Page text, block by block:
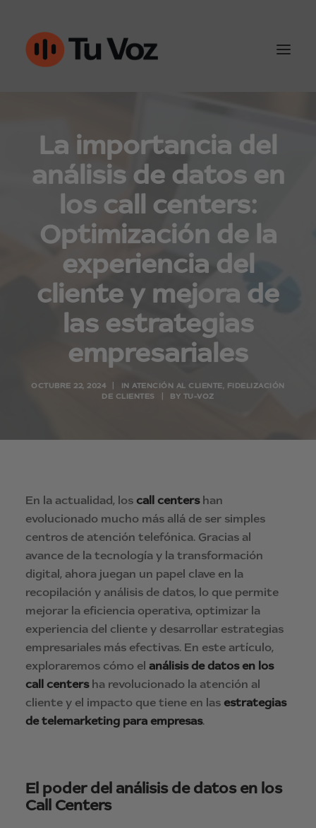
Atención al cliente
Ventas y outbound
IA & Automatización
Conoce Tu-Voz
Contacto
960452050
La importancia del
análisis de datos en
los call centers:
Optimización de la
experiencia del
cliente y mejora de
las estrategias
empresariales
OCTUBRE 22, 2024 INATENCIÓN AL CLIENTE, FIDELIZACIÓN
DE CLIENTES
BY TU-VOZ
En la actualidad, los call centershan
evolucionado mucho más allá de ser simples
centros de atención telefónica. Gracias al
avance de la tecnología y la transformación
digital, ahora juegan un papel clave en la
recopilación y análisis de datos, lo que permite
mejorar la eficiencia operativa, optimizar la
experiencia del cliente y desarrollar estrategias
empresariales más efectivas. En este artículo,
exploraremos cómo el análisis de datos en los
call centersha revolucionado la atención al
cliente y el impacto que tiene en las estrategias
de telemarketing para empresas.
El poder del análisis de datos en los
Call Centers